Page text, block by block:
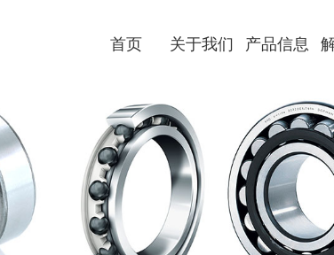
首页 关于我们 产品信息